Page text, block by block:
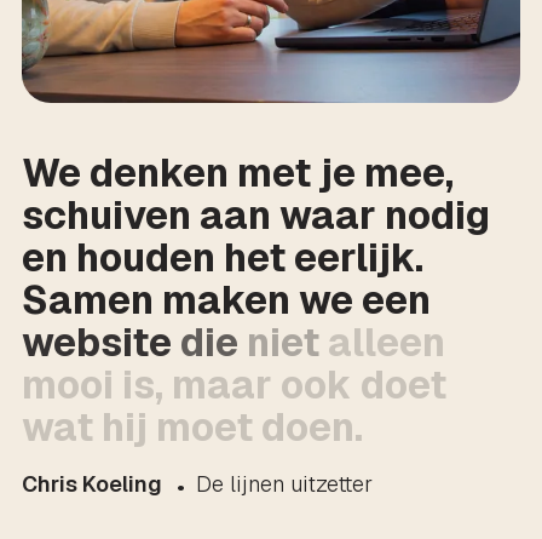
We denken met je mee,
schuiven aan waar nodig
en houden heteerlijk.
Samen maken we een
website die nietalleen
mooi is, maar ook doet
wat hij moet doen.
Chris Koeling De lijnen uitzetter